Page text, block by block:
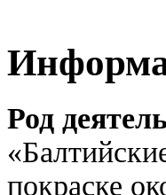
Род
покраске